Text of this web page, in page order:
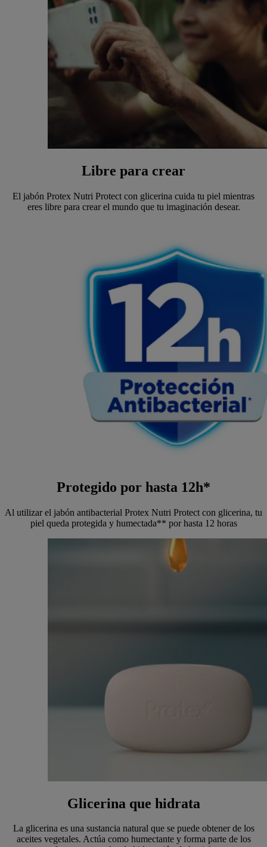
Libre para crear
El jabón Protex Nutri Protect con glicerina cuida tu piel mientras
eres libre para crear el mundo que tu imaginación desear.
Protegido por hasta 12h*
Al utilizar el jabón antibacterial Protex Nutri Protect con glicerina, tu
piel queda protegida y humectada** por hasta 12 horas
Glicerina que hidrata
La glicerina es una sustancia natural que se puede obtener de los
aceites vegetales. Actúa como humectante y forma parte de los